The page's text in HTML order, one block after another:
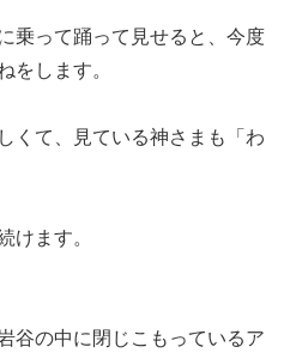
乗って踊って見せると、今度
をします。
くて、見ている神さまも「わ
けます。
谷の中に閉じこもっているア